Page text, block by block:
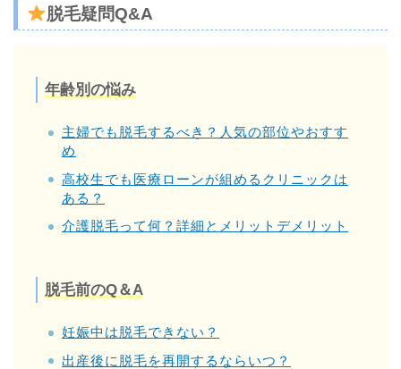
脱毛疑問Q&A
年齢別の悩み
主婦でも脱毛するべき？人気の部位やおすす
め
高校生でも医療ローンが組めるクリニックは
ある？
介護脱毛って何？詳細とメリットデメリット
脱毛前のQ＆A
妊娠中は脱毛できない？
出産後に脱毛を再開するならいつ？